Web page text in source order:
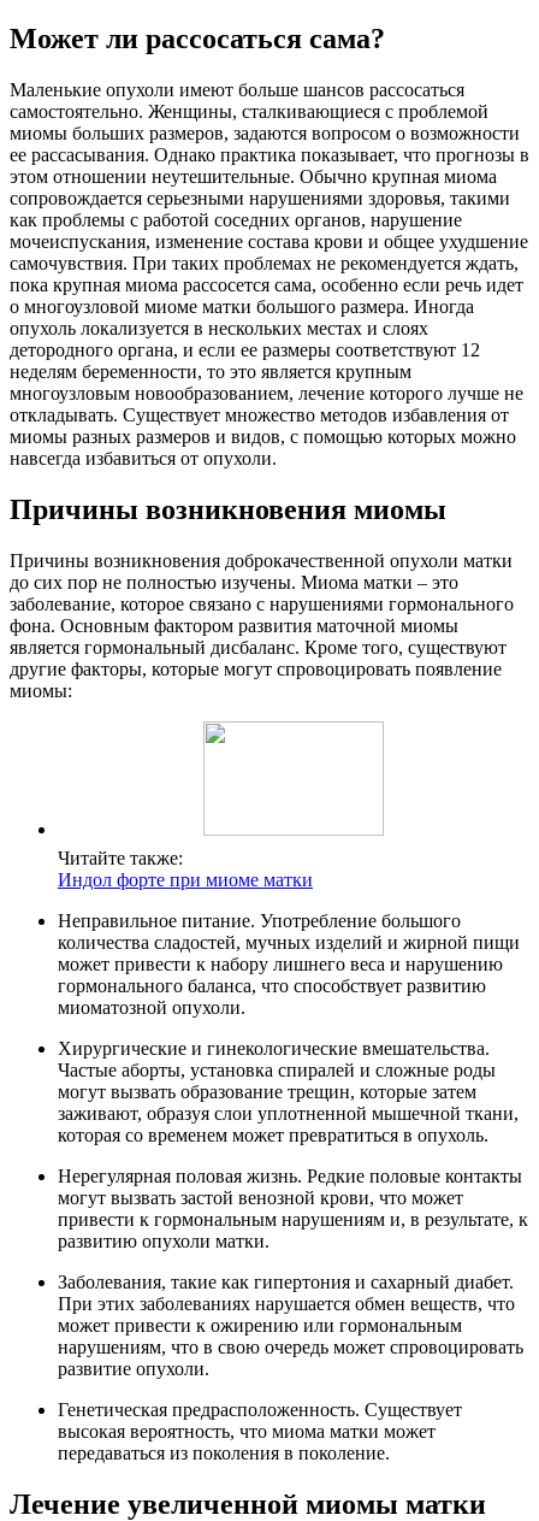
Может ли рассосаться сама?
Маленькие опухоли имеют больше шансов рассосаться
самостоятельно. Женщины, сталкивающиеся с проблемой
миомы больших размеров, задаются вопросом о возможности
ее рассасывания. Однако практика показывает, что прогнозы в
этом отношении неутешительные. Обычно крупная миома
сопровождается серьезными нарушениями здоровья, такими
как проблемы с работой соседних органов, нарушение
мочеиспускания, изменение состава крови и общее ухудшение
самочувствия. При таких проблемах не рекомендуется ждать,
пока крупная миома рассосется сама, особенно если речь идет
о многоузловой миоме матки большого размера. Иногда
опухоль локализуется в нескольких местах и слоях
детородного органа, и если ее размеры соответствуют 12
неделям беременности, то это является крупным
многоузловым новообразованием, лечение которого лучше не
откладывать. Существует множество методов избавления от
миомы разных размеров и видов, с помощью которых можно
навсегда избавиться от опухоли.
Причины возникновения миомы
Причины возникновения доброкачественной опухоли матки
до сих пор не полностью изучены. Миома матки – это
заболевание, которое связано с нарушениями гормонального
фона. Основным фактором развития маточной миомы
является гормональный дисбаланс. Кроме того, существуют
другие факторы, которые могут спровоцировать появление
миомы:
Читайте также:
Индол форте при миоме матки
Неправильное питание. Употребление большого
количества сладостей, мучных изделий и жирной пищи
может привести к набору лишнего веса и нарушению
гормонального баланса, что способствует развитию
миоматозной опухоли.
Хирургические и гинекологические вмешательства.
Частые аборты, установка спиралей и сложные роды
могут вызвать образование трещин, которые затем
заживают, образуя слои уплотненной мышечной ткани,
которая со временем может превратиться в опухоль.
Нерегулярная половая жизнь. Редкие половые контакты
могут вызвать застой венозной крови, что может
привести к гормональным нарушениям и, в результате, к
развитию опухоли матки.
Заболевания, такие как гипертония и сахарный диабет.
При этих заболеваниях нарушается обмен веществ, что
может привести к ожирению или гормональным
нарушениям, что в свою очередь может спровоцировать
развитие опухоли.
Генетическая предрасположенность. Существует
высокая вероятность, что миома матки может
передаваться из поколения в поколение.
Лечение увеличенной миомы матки